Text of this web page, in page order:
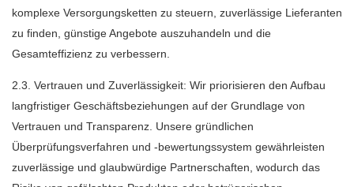
komplexe Versorgungsketten zu steuern, zuverlässige Lieferanten
zu finden, günstige Angebote auszuhandeln und die
Gesamteffizienz zu verbessern.
2.3. Vertrauen und Zuverlässigkeit: Wir priorisieren den Aufbau
langfristiger Geschäftsbeziehungen auf der Grundlage von
Vertrauen und Transparenz. Unsere gründlichen
Überprüfungsverfahren und -bewertungssystem gewährleisten
zuverlässige und glaubwürdige Partnerschaften, wodurch das